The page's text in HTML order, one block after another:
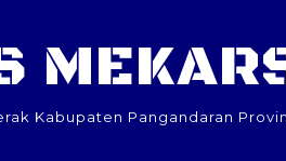
Kabupaten Pangandaran